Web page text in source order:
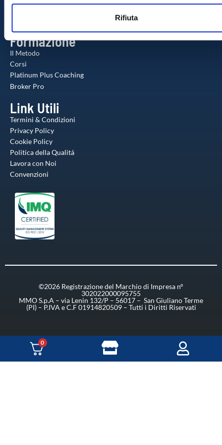
web, pubblicità e social media, i quali potrebbero combinarle
altre informazioni che ha fornito loro o che hanno raccolto
utilizzo dei loro servizi.
Rifiuta
Formazione
Il Metodo
Corsi
Platinum Plus Coaching
Broker Pro
Link Utili
Termini & Condizioni
Privacy Policy
Cookie Policy
Politica della Qualitá
Lavora con Noi
Convenzioni
©2026 Registrazione del Marchio di Impresa n°
302022000095755
MMO S.p.A – via Lenin 132/P – 56017 – San Giuliano Terme
(PI) – P.IVA e C.F 01914820509 – Tutti i Diritti Riservati
0